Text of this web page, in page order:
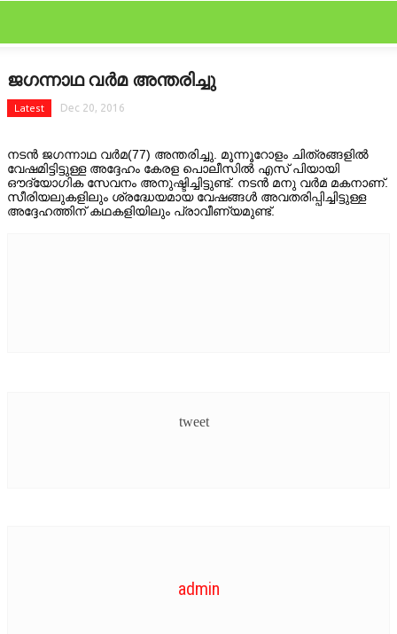
BOLLYWOOD
FILM SCAN
GALLERY
ജഗന്നാഥ വര്‍മ അന്തരിച്ചു
Latest Dec 20, 2016
നടന്‍ ജഗന്നാഥ വര്‍മ(77) അന്തരിച്ചു. മൂന്നൂറോളം ചിത്രങ്ങളില്‍
വേഷമിട്ടിട്ടുള്ള അദ്ദേഹം കേരള പൊലീസില്‍ എസ് പിയായി
ഔദ്യോഗിക സേവനം അനുഷ്ടിച്ചിട്ടുണ്ട്. നടന്‍ മനു വര്‍മ മകനാണ്.
സീരിയലുകളിലും ശ്രദ്ധേയമായ വേഷങ്ങള്‍ അവതരിപ്പിച്ചിട്ടുള്ള
അദ്ദേഹത്തിന് കഥകളിയിലും പ്രാവീണ്യമുണ്ട്.
tweet
admin